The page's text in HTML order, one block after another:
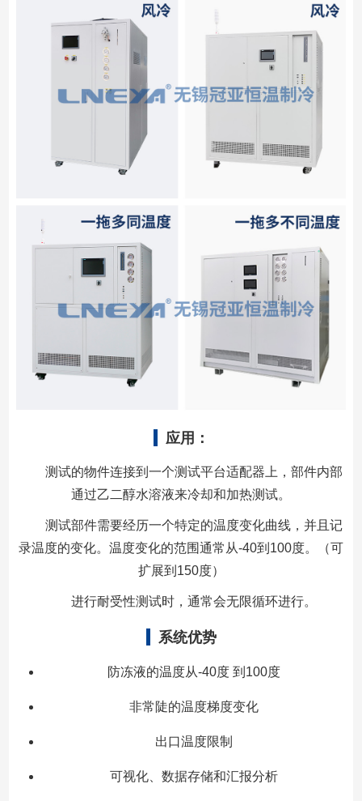
应用：
测试的物件连接到一个测试平台适配器上，部件内部
通过乙二醇水溶液来冷却和加热测试。
测试部件需要经历一个特定的温度变化曲线，并且记
录温度的变化。温度变化的范围通常从-40到100度。（可
扩展到150度）
进行耐受性测试时，通常会无限循环进行。
系统优势
防冻液的温度从-40度 到100度
非常陡的温度梯度变化
出口温度限制
可视化、数据存储和汇报分析